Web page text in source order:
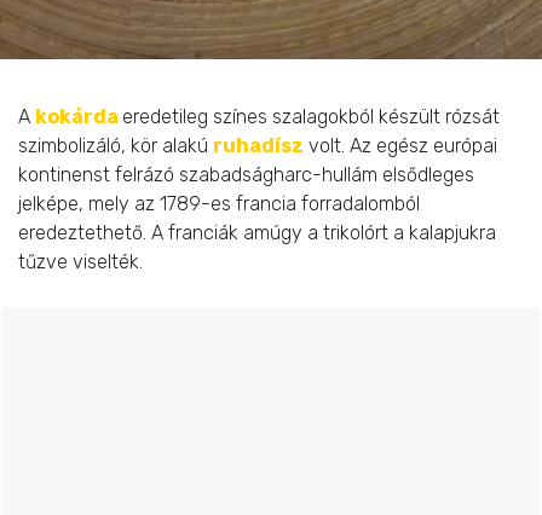
A kokárda eredetileg színes szalagokból készült rózsát
szimbolizáló, kör alakú ruhadísz volt. Az egész európai
kontinenst felrázó szabadságharc-hullám elsődleges
jelképe, mely az 1789-es francia forradalomból
eredeztethető. A franciák amúgy a trikolórt a kalapjukra
tűzve viselték.